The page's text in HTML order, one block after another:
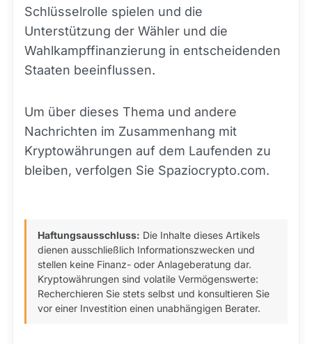
Schlüsselrolle spielen und die
Unterstützung der Wähler und die
Wahlkampffinanzierung in entscheidenden
Staaten beeinflussen.
Um über dieses Thema und andere
Nachrichten im Zusammenhang mit
Kryptowährungen auf dem Laufenden zu
bleiben, verfolgen Sie Spaziocrypto.com.
Haftungsausschluss: Die Inhalte dieses Artikels
dienen ausschließlich Informationszwecken und
stellen keine Finanz- oder Anlageberatung dar.
Kryptowährungen sind volatile Vermögenswerte:
Recherchieren Sie stets selbst und konsultieren Sie
vor einer Investition einen unabhängigen Berater.